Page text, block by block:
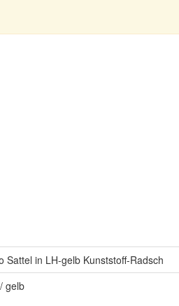
Sattel in LH-gelb Kunststoff-Radsch
gelb